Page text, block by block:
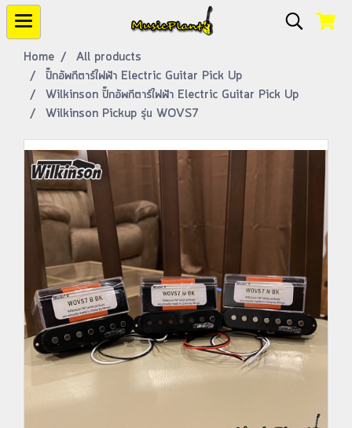
Home
All products
ปิ๊กอัพกีตาร์ไฟฟ้า Electric Guitar Pick Up
Wilkinson ปิ๊กอัพกีตาร์ไฟฟ้า Electric Guitar Pick Up
Wilkinson Pickup รุ่น WOVS7